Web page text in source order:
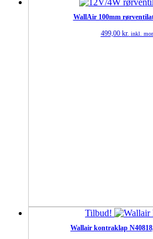
WallAir 100mm
499,00 kr. inkl.
Tilbud!
Wallair kontraklap